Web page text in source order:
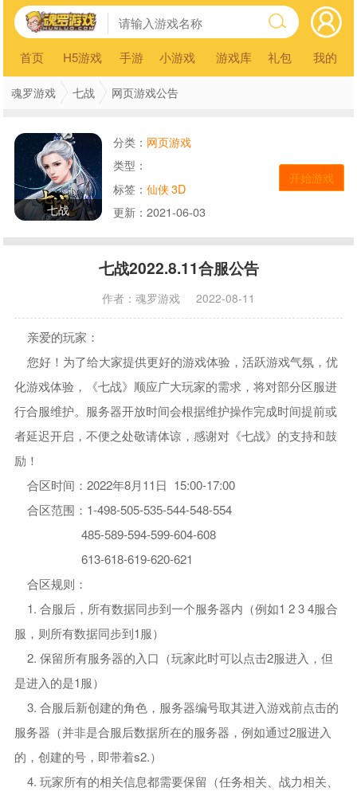
首页 H5游戏 手游 小游戏 游戏库 礼包 我的
魂罗游戏 七战 网页游戏公告
七战
分类： 网页游戏
类型：
标签： 仙侠3D
更新： 2021-06-03
开始游戏
七战2022.8.11合服公告
作者： 魂罗游戏 2022-08-11
亲爱的玩家：
您好！为了给大家提供更好的游戏体验，活跃游戏气氛，优
化游戏体验，《七战》顺应广大玩家的需求，将对部分区服进
行合服维护。服务器开放时间会根据维护操作完成时间提前或
者延迟开启，不便之处敬请体谅，感谢对《七战》的支持和鼓
励！
合区时间：2022年8月11日 15:00-17:00
合区范围：1-498-505-535-544-548-554
485-589-594-599-604-608
613-618-619-620-621
合区规则：
1. 合服后，所有数据同步到一个服务器内（例如1 2 3 4服合
服，则所有数据同步到1服）
2. 保留所有服务器的入口（玩家此时可以点击2服进入，但
是进入的是1服）
3. 合服后新创建的角色，服务器编号取其进入游戏前点击的
服务器（并非是合服后数据所在的服务器，例如通过2服进入
的，创建的号，即带着s2.）
4. 玩家所有的相关信息都需要保留（任务相关、战力相关、